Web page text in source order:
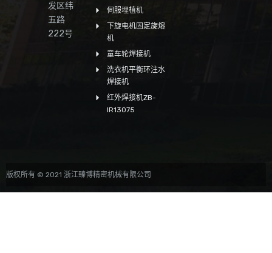
发区纬
五路
222号
伺服埋植机
下旋电机固定旋熔
机
童车轮焊接机
洗衣机平衡环注水
焊接机
红外焊接机ZB-
IR13075
版权所有 © 2021 浙江臻博精密机械有限公司